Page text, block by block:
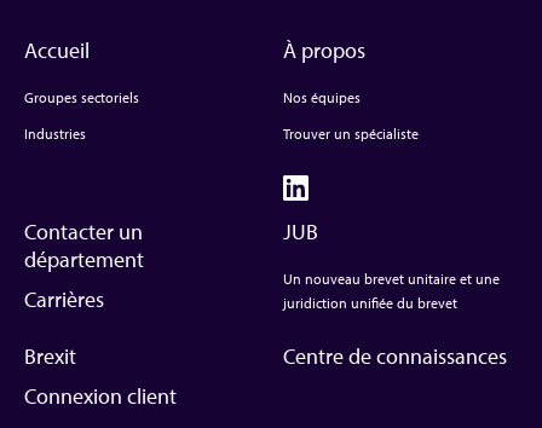
Accueil
Groupes sectoriels
Industries
À propos
Nos équipes
Trouver un spécialiste
Contacter un
département
Carrières
JUB
Un nouveau brevet unitaire et une
juridiction unifiée du brevet
Brexit
Connexion client
Centre de connaissances